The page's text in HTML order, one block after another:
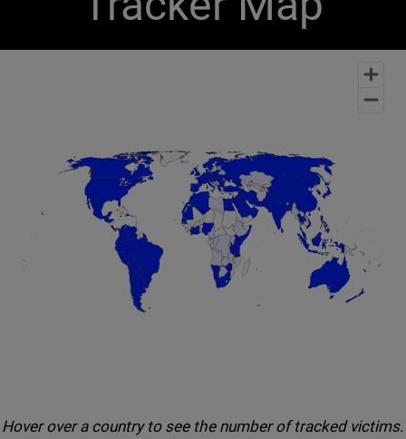
End of interactive chart.
Hover over a country to see the number of tracked victims.